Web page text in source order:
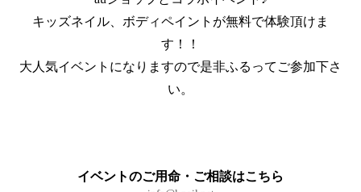
キッズネイル、ボディペイントが無料で体験頂けま
す！！
大人気イベントになりますので是非ふるってご参加下さ
い。
イベントのご用命・ご相談はこちら